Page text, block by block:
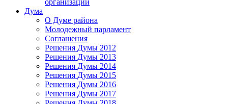
Дума
О Думе района
Молодежный парламент
Соглашения
Решения Думы 2012
Решения Думы 2013
Решения Думы 2014
Решения Думы 2015
Решения Думы 2016
Решения Думы 2017